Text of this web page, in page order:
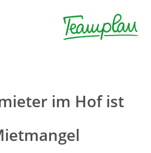
im Hof ist